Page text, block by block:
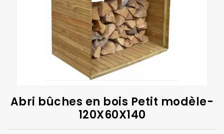
Abri bûches en bois Petit modèle-
120X60X140